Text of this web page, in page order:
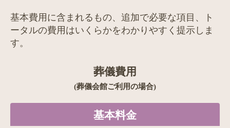
基本費用に含まれるもの、追加で必要な項目、ト
ータルの費用はいくらかをわかりやすく提示しま
す。
葬儀費用
(葬儀会館ご利用の場合)
基本料金